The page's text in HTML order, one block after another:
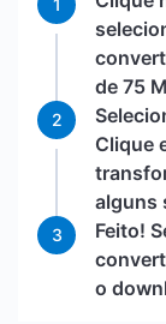
1
de 75
2
Clique
alguns
3
Feito!
o